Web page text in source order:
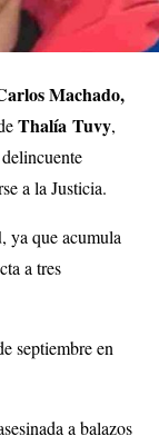
Machado,
Thalía Tuvy,
a la Justicia.
, ya que acumula
a tres
septiembre en
a balazos